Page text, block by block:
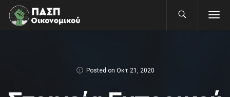
Posted on Οκτ 21, 2020